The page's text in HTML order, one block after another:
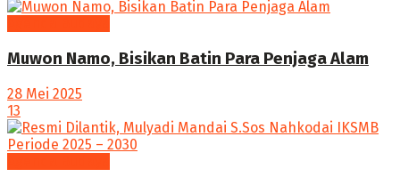
Muwon Namo, Bisikan Batin Para Penjaga Alam
28 Mei 2025
13